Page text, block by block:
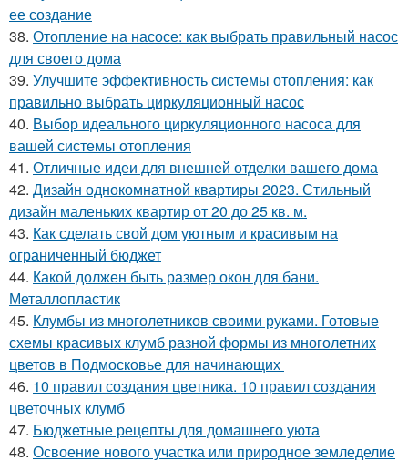
ее создание
38. Отопление на насосе: как выбрать правильный насос
для своего дома
39. Улучшите эффективность системы отопления: как
правильно выбрать циркуляционный насос
40. Выбор идеального циркуляционного насоса для
вашей системы отопления
41. Отличные идеи для внешней отделки вашего дома
42. Дизайн однокомнатной квартиры 2023. Стильный
дизайн маленьких квартир от 20 до 25 кв. м.
43. Как сделать свой дом уютным и красивым на
ограниченный бюджет
44. Какой должен быть размер окон для бани.
Металлопластик
45. Клумбы из многолетников своими руками. Готовые
схемы красивых клумб разной формы из многолетних
цветов в Подмосковье для начинающих
46. 10 правил создания цветника. 10 правил создания
цветочных клумб
47. Бюджетные рецепты для домашнего уюта
48. Освоение нового участка или природное земледелие